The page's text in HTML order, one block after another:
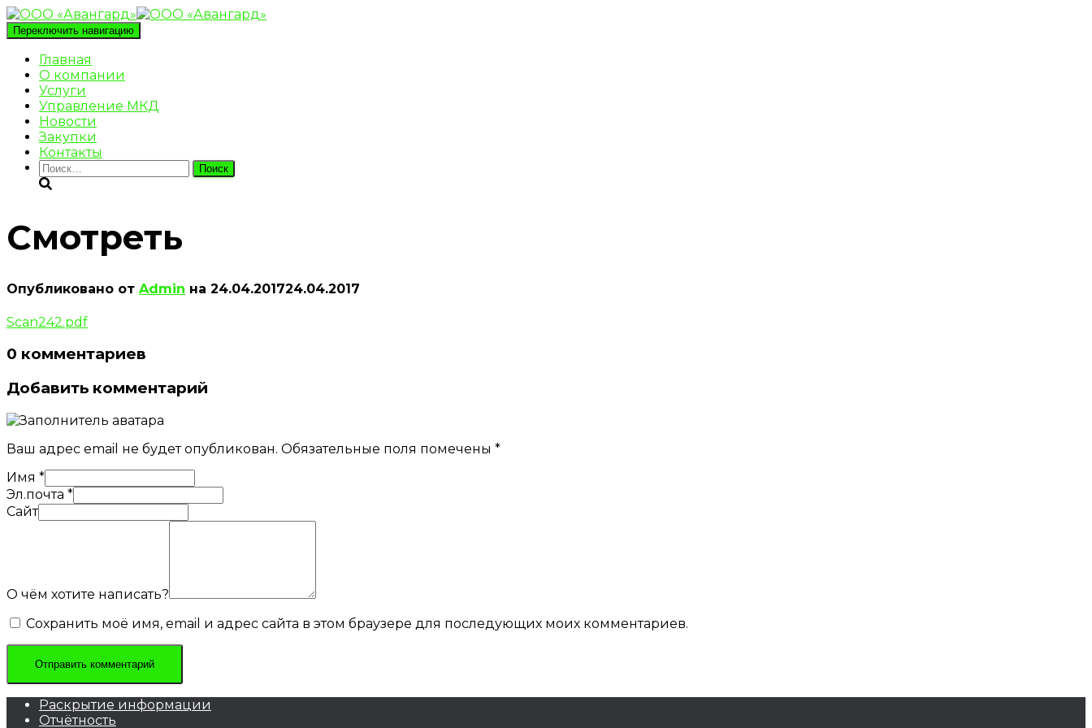
Переключить навигацию
Главная
О компании
Услуги
Управление МКД
Новости
Закупки
Контакты
Найти:
Смотреть
Опубликовано от Admin на 24.04.201724.04.2017
Scan242.pdf
0 комментариев
Добавить комментарий
Ваш адрес email не будет опубликован. Обязательные поля помечены *
Имя *
Эл.почта *
Сайт
О чём хотите написать?
Сохранить моё имя, email и адрес сайта в этом браузере для последующих моих комментариев.
Раскрытие информации
Отчётность